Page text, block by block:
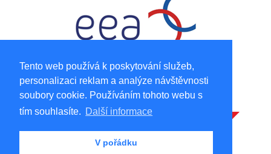
Tento web používá k poskytování služeb,
personalizaci reklam a analýze návštěvnosti
soubory cookie. Používáním tohoto webu s
tím souhlasíte. Další informace
V pořádku